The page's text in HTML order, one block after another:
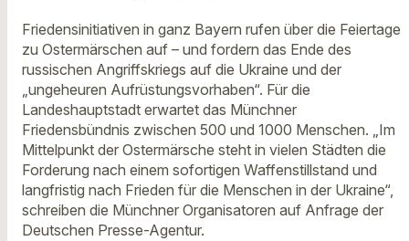
Friedensinitiativen in ganz Bayern rufen über die Feiertage
zu Ostermärschen auf – und fordern das Ende des
russischen Angriffskriegs auf die Ukraine und der
„ungeheuren Aufrüstungsvorhaben“. Für die
Landeshauptstadt erwartet das Münchner
Friedensbündnis zwischen 500 und 1000 Menschen. „Im
Mittelpunkt der Ostermärsche steht in vielen Städten die
Forderung nach einem sofortigen Waffenstillstand und
langfristig nach Frieden für die Menschen in der Ukraine“,
schreiben die Münchner Organisatoren auf Anfrage der
Deutschen Presse-Agentur.